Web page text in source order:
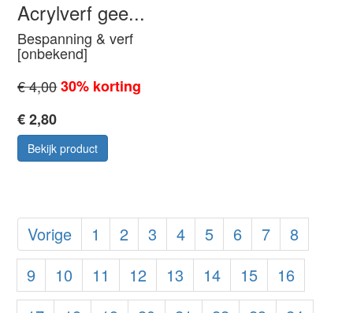
Acrylverf gee...
Bespanning & verf
[onbekend]
€ 4,0030% korting
€ 2,80
Bekijk product
Vorige 1 2 3 4 5 6 7
8
9
10 11 12 13 14 15
16